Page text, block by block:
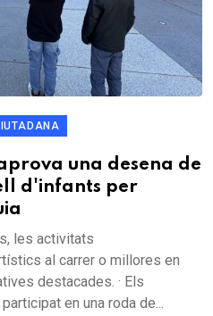
una desena de
d'infants per
les activitats
al carrer o millores en
destacades. · Els
en una roda de...